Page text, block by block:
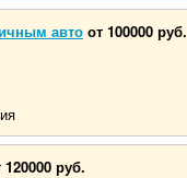
авто от 100000 руб.
120000 руб.